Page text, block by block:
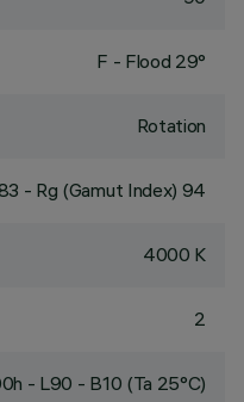
F - Flood 29°
Rotation
- Rg (Gamut Index) 94
4000 K
2
- L90 - B10 (Ta 25°C)